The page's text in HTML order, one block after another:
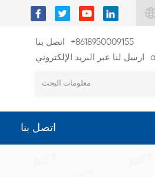
اتصل بنا
+8618950009155
ارسل لنا عبر البريد الإلكتروني
اتصل بنا